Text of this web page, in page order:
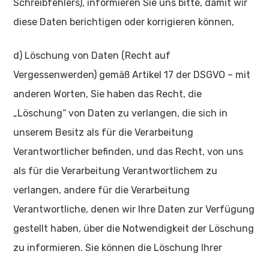
Schreibfehlers), informieren Sie uns bitte, damit wir
diese Daten berichtigen oder korrigieren können,
d) Löschung von Daten (Recht auf
Vergessenwerden) gemäß Artikel 17 der DSGVO – mit
anderen Worten, Sie haben das Recht, die
„Löschung“ von Daten zu verlangen, die sich in
unserem Besitz als für die Verarbeitung
Verantwortlicher befinden, und das Recht, von uns
als für die Verarbeitung Verantwortlichem zu
verlangen, andere für die Verarbeitung
Verantwortliche, denen wir Ihre Daten zur Verfügung
gestellt haben, über die Notwendigkeit der Löschung
zu informieren. Sie können die Löschung Ihrer